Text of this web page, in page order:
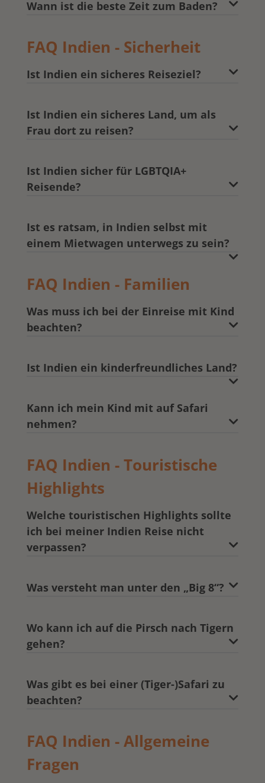
Wann ist die beste Zeit zum Baden?
FAQ Indien - Sicherheit
Ist Indien ein sicheres Reiseziel?
Ist Indien ein sicheres Land, um als
Frau dort zu reisen?
Ist Indien sicher für LGBTQIA+
Reisende?
Ist es ratsam, in Indien selbst mit
einem Mietwagen unterwegs zu sein?
FAQ Indien - Familien
Was muss ich bei der Einreise mit Kind
beachten?
Ist Indien ein kinderfreundliches Land?
Kann ich mein Kind mit auf Safari
nehmen?
FAQ Indien - Touristische
Highlights
Welche touristischen Highlights sollte
ich bei meiner Indien Reise nicht
verpassen?
Was versteht man unter den „Big 8“?
Wo kann ich auf die Pirsch nach Tigern
gehen?
Was gibt es bei einer (Tiger-)Safari zu
beachten?
FAQ Indien - Allgemeine
Fragen